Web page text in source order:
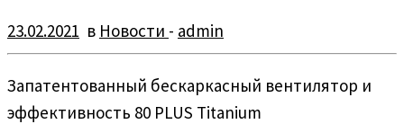
23.02.2021 в Новости - admin
Запатентованный бескаркасный вентилятор и
эффективность 80 PLUS Titanium